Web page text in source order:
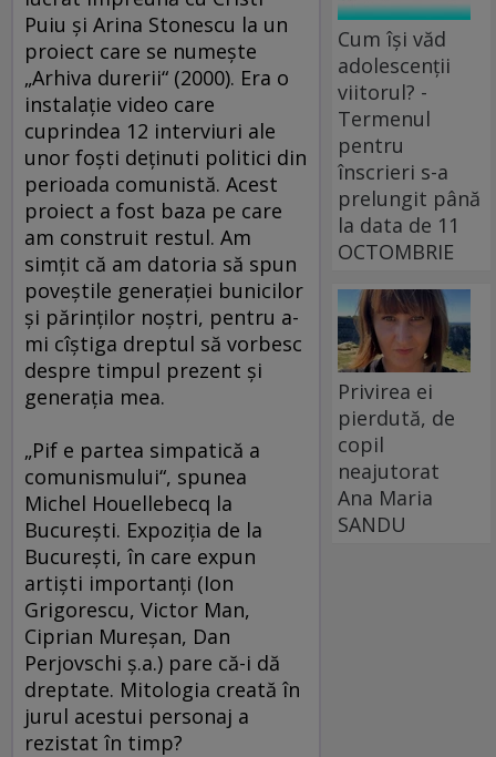
Puiu şi Arina Stonescu la un
proiect care se numeşte
„Arhiva durerii“ (2000). Era o
instalaţie video care
cuprindea 12 interviuri ale
unor foşti deţinuti politici din
perioada comunistă. Acest
proiect a fost baza pe care
am construit restul. Am
simţit că am datoria să spun
poveştile generaţiei bunicilor
şi părinţilor noştri, pentru a-
mi cîştiga dreptul să vorbesc
despre timpul prezent şi
generaţia mea.
„Pif e partea simpatică a
comunismului“, spunea
Michel Houellebecq la
Bucureşti. Expoziţia de la
Bucureşti, în care expun
artişti importanţi (Ion
Grigorescu, Victor Man,
Ciprian Mureşan, Dan
Perjovschi ş.a.) pare că-i dă
dreptate. Mitologia creată în
jurul acestui personaj a
rezistat în timp?
Cum își văd
adolescenții
viitorul? -
Termenul
pentru
înscrieri s-a
prelungit până
la data de 11
OCTOMBRIE
Privirea ei
pierdută, de
copil
neajutorat
Ana Maria
SANDU